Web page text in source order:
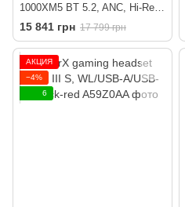
1000XM5 BT 5.2, ANC, Hi-Res,
AAC, LDAC, Wireless, Mic,
15 841 грн 17 799 грн
АКЦИЯ
−4%
6